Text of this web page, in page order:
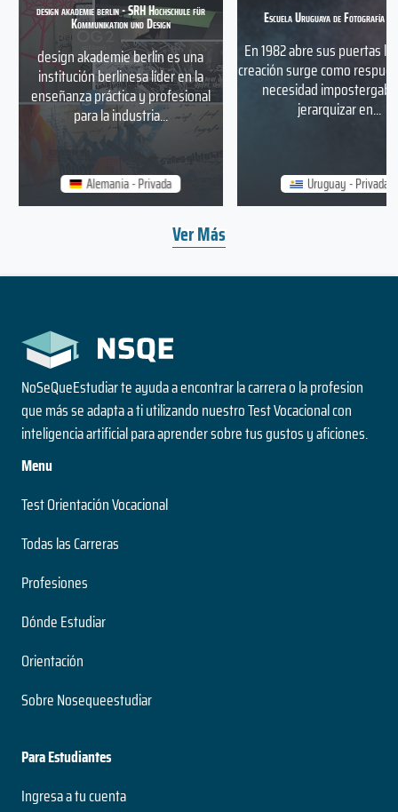
Alemania - Privada
design akademie berlin - SRH Hochschule für
Kommunikation und Design
design akademie berlin es una
institución berlinesa líder en la
enseñanza práctica y profesional
para la industria...
Uruguay - Privada
Escuela Uruguaya de Fotografía y
En 1982 abre sus puertas la
creación surge como
necesidad
jerarquizar en...
Ver Más
NoSeQueEstudiar te ayuda a encontrar la carrera o la profesion
que más se adapta a ti utilizando nuestro Test Vocacional con
inteligencia artificial para aprender sobre tus gustos y aficiones.
Menu
Test Orientación Vocacional
Todas las Carreras
Profesiones
Dónde Estudiar
Orientación
Sobre Nosequeestudiar
Para Estudiantes
Ingresa a tu cuenta